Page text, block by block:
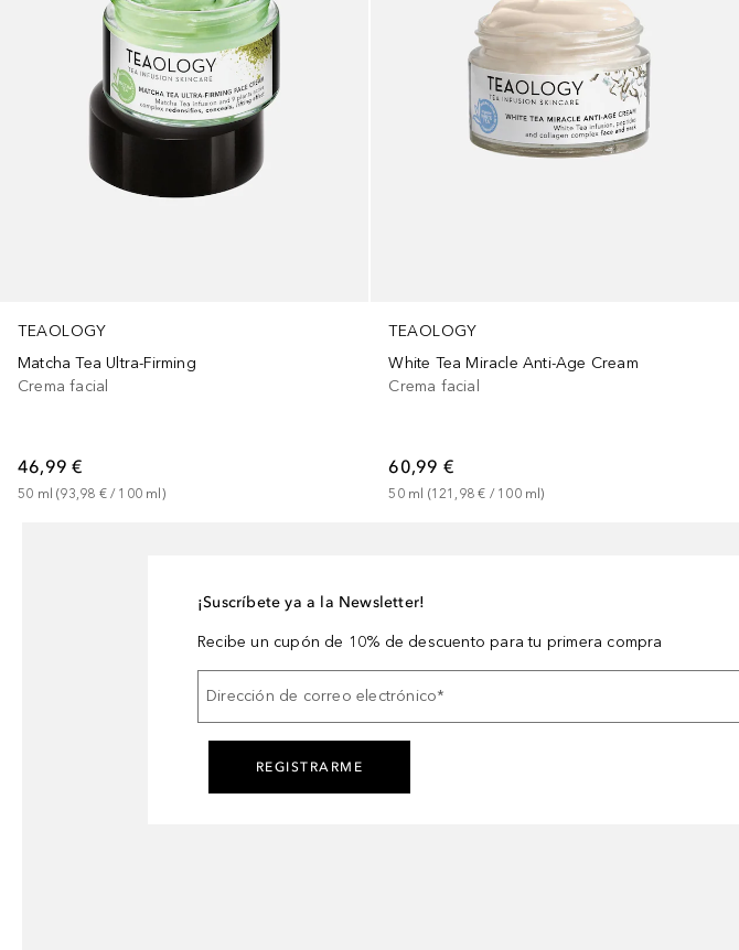
TEAOLOGY
Matcha Tea Ultra-Firming
Crema facial
46,99 €
50 ml (93,98 € / 100 ml)
TEAOLOGY
White Tea Miracle Anti-Age Cream
Crema facial
60,99 €
50 ml (121,98 € / 100 ml)
¡Suscríbete ya a la Newsletter!
Recibe un cupón de 10% de descuento para tu primera compra
Dirección de correo electrónico*
REGISTRARME